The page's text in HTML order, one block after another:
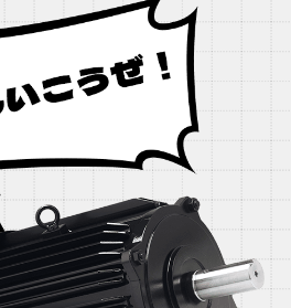
しく見る